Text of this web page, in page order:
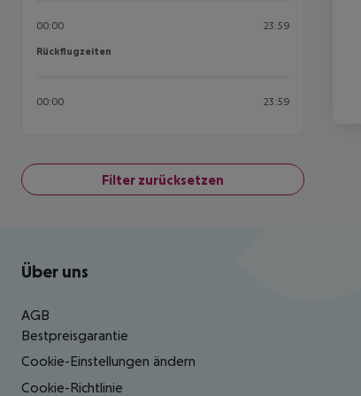
00:00 23:59
Rückflugzeiten
Rückflugzeiten
00:00 23:59
Filter zurücksetzen
Footer navigation
Über uns
AGB
Bestpreisgarantie
Cookie-Einstellungen ändern
Cookie-Richtlinie